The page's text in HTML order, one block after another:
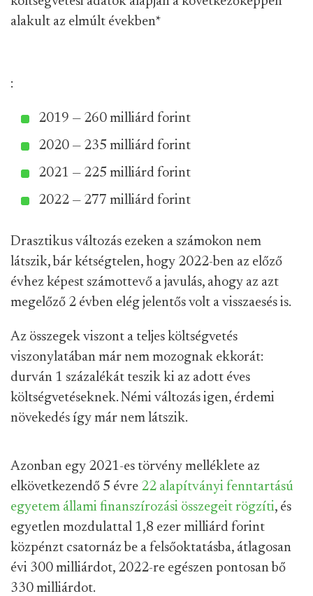
alakult az elmúlt években*
:
2019 — 260 milliárd forint
2020 — 235 milliárd forint
2021 — 225 milliárd forint
2022 — 277 milliárd forint
Drasztikus változás ezeken a számokon nem
látszik, bár kétségtelen, hogy 2022-ben az előző
évhez képest számottevő a javulás, ahogy az azt
megelőző 2 évben elég jelentős volt a visszaesés is.
Az összegek viszont a teljes költségvetés
viszonylatában már nem mozognak ekkorát:
durván 1 százalékát teszik ki az adott éves
költségvetéseknek. Némi változás igen, érdemi
növekedés így már nem látszik.
Azonban egy 2021-es törvény melléklete az
elkövetkezendő 5 évre 22 alapítványi fenntartású
egyetem állami finanszírozási összegeit rögzíti, és
egyetlen mozdulattal 1,8 ezer milliárd forint
közpénzt csatornáz be a felsőoktatásba, átlagosan
évi 300 milliárdot, 2022-re egészen pontosan bő
330 milliárdot.